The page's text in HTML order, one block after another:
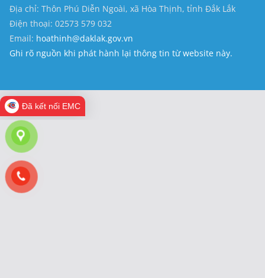
Địa chỉ: Thôn Phú Diễn Ngoài, xã Hòa Thịnh, tỉnh Đắk Lắk
Điện thoại: 02573 579 032
Email: hoathinh@daklak.gov.vn
Ghi rõ nguồn khi phát hành lại thông tin từ website này.
Đã kết nối EMC